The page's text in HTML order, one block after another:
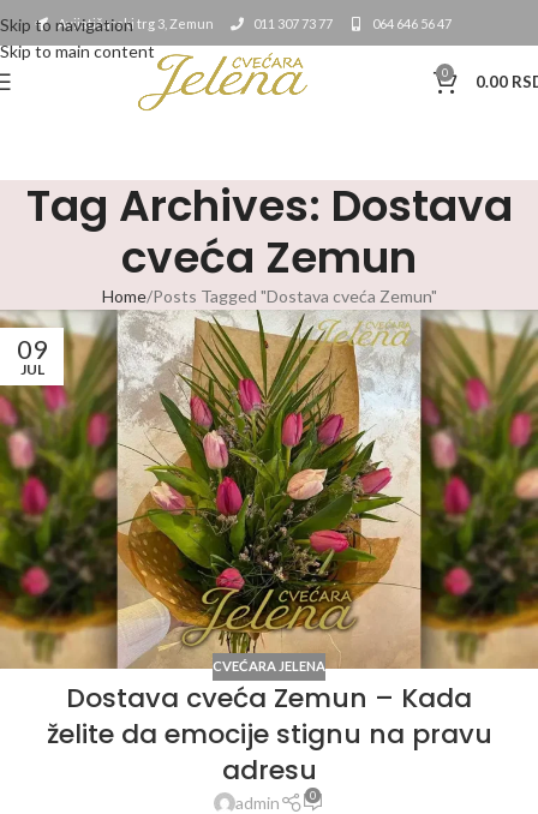
Skip to navigation
Skip to main content
Avijatičarski trg 3, Zemun 011 307 73 77 064 646 56 47
0 0.00
Tag Archives: Dostava
cveća Zemun
Home Posts Tagged "Dostava cveća Zemun"
09
JUL
CVEĆARA JELENA
Dostava cveća Zemun – Kada
želite da emocije stignu na pravu
adresu
admin 0